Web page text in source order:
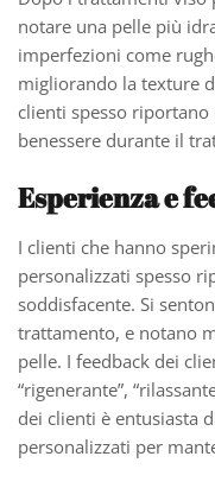
notare una pelle più
imperfezioni come
migliorando la texture
clienti spesso
benessere durante il
Esperienza e
I clienti che hanno
personalizzati spesso
soddisfacente. Si
trattamento, e notano
pelle. I feedback dei
“rigenerante”,
dei clienti è entusiasta
personalizzati per